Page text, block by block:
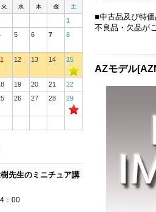
火 水 木 金 土
1
5 6 7 8
12 13 14 15
19 20 21
22
26 27 28 29
先生のミニチュア講
：00
■中古品及び特
不良品・欠品が
AZモデル